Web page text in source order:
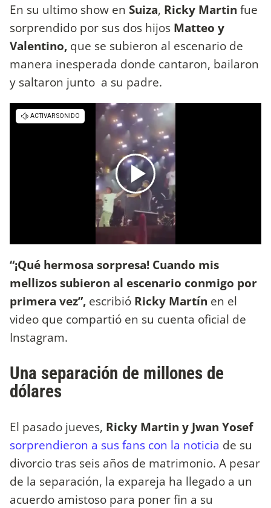
En su ultimo show en Suiza, Ricky Martin fue
sorprendido por sus dos hijos Matteo y
Valentino, que se subieron al escenario de
manera inesperada donde cantaron, bailaron
y saltaron junto a su padre.
“¡Qué hermosa sorpresa! Cuando mis
mellizos subieron al escenario conmigo por
primera vez”, escribió Ricky Martín en el
video que compartió en su cuenta oficial de
Instagram.
Una separación de millones de
dólares
El pasado jueves, Ricky Martin y Jwan Yosef
sorprendieron a sus fans con la noticia de su
divorcio tras seis años de matrimonio. A pesar
de la separación, la expareja ha llegado a un
acuerdo amistoso para poner fin a su